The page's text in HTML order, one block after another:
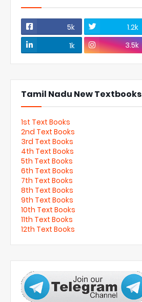
5k 1.2k
1k
3.5k
Tamil Nadu New Textbooks
1st Text Books
2nd Text Books
3rd Text Books
4th Text Books
5th Text Books
6th Text Books
7th Text Books
8th Text Books
9th Text Books
10th Text Books
11th Text Books
12th Text Books